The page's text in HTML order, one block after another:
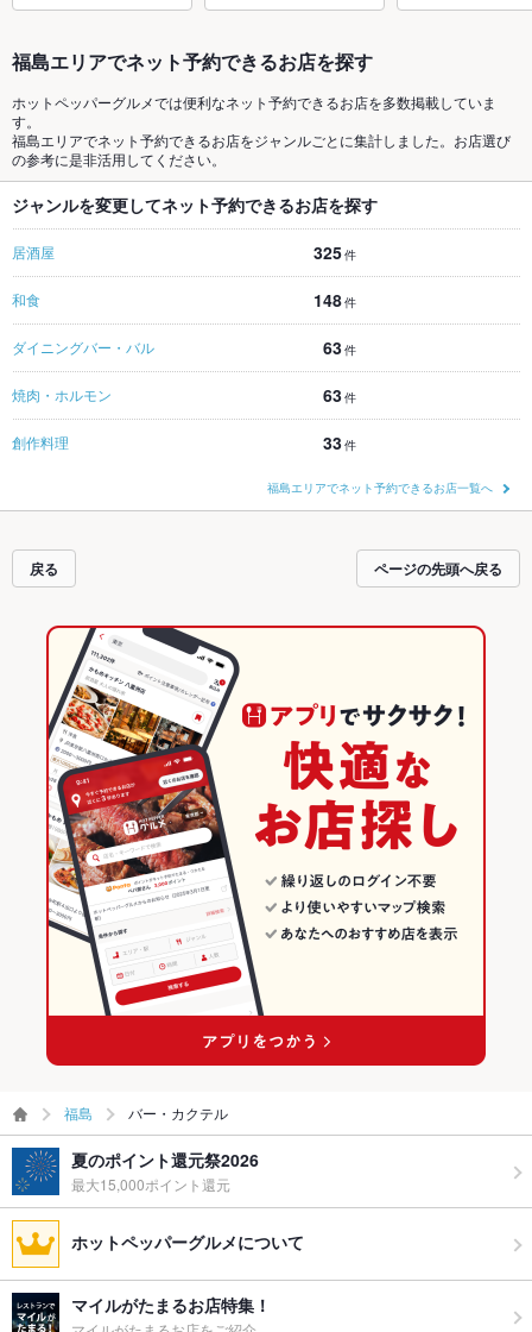
福島エリアでネット予約できるお店を探す
ホットペッパーグルメでは便利なネット予約できるお店を多数掲載していま
す。
福島エリアでネット予約できるお店をジャンルごとに集計しました。お店選び
の参考に是非活用してください。
ジャンルを変更してネット予約できるお店を探す
居酒屋 325件
和食 148件
ダイニングバー・バル 63件
焼肉・ホルモン 63件
創作料理 33件
福島エリアでネット予約できるお店一覧へ
戻る ページの先頭へ戻る
福島 バー・カクテル
夏のポイント還元祭2026
最大15,000ポイント還元
ホットペッパーグルメについて
マイルがたまるお店特集！